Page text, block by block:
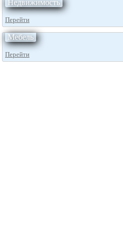
Недвижимость
Перейти
Мебель
Перейти